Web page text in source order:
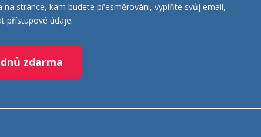
stránce, kam budete přesměrováni, vyplňte svůj email,
přístupové údaje.
zdarma